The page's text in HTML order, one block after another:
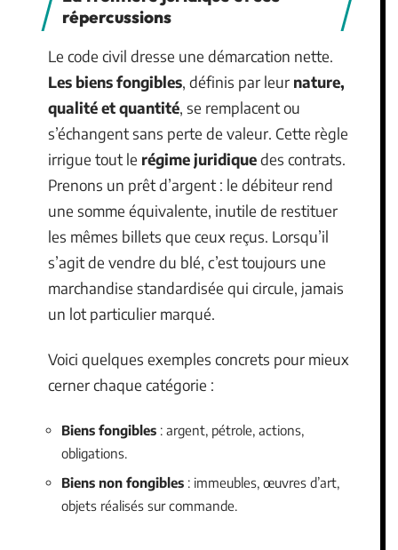
répercussions
Le code civil dresse une démarcation nette.
Les biens fongibles, définis par leur nature,
qualité et quantité, se remplacent ou
s’échangent sans perte de valeur. Cette règle
irrigue tout le régime juridiquedes contrats.
Prenons un prêt d’argent : le débiteur rend
une somme équivalente, inutile de restituer
les mêmes billets que ceux reçus. Lorsqu’il
s’agit de vendre du blé, c’est toujours une
marchandise standardisée qui circule, jamais
un lot particulier marqué.
Voici quelques exemples concrets pour mieux
cerner chaque catégorie :
Biens fongibles : argent, pétrole, actions,
obligations.
Biens non fongibles : immeubles, œuvres d’art,
objets réalisés sur commande.